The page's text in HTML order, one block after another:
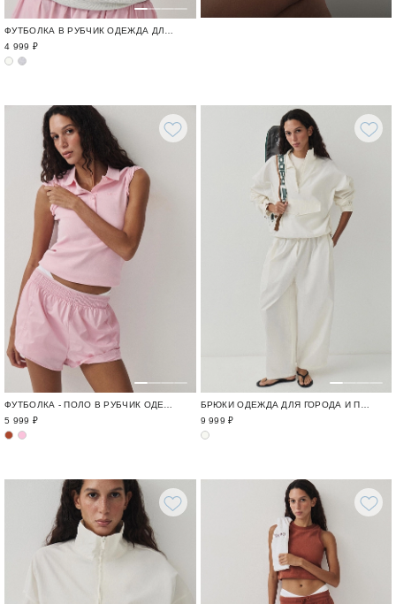
4 999 ₽
5 999 ₽
9 999 ₽